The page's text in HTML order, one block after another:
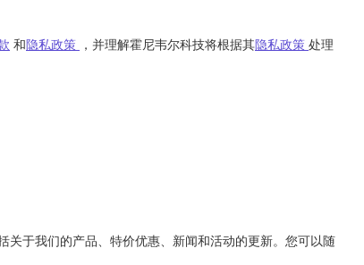
和隐私政策 ，并理解霍尼韦尔科技将根据其隐私政策 处理
关于我们的产品、特价优惠、新闻和活动的更新。您可以随